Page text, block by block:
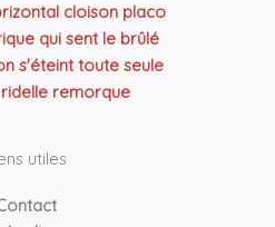
cloison placo
qui sent le brûlé
s'éteint toute seule
remorque
utiles